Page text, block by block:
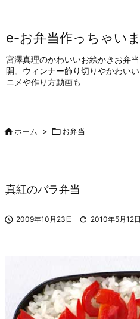
e-お弁当作っちゃい
宮澤真理のかわいいお絵かきお弁
開。ウィンナー飾り切りやかわい
ニメや作り方動画も
ホーム > お弁当
真紅のバラ弁当
 2009年10月23日  2010年5月12日